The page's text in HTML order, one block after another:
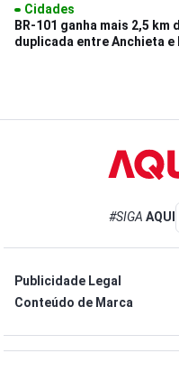
Cidades
BR-101 ganha mais 2,5 km
duplicada entre Anchieta e
#SIGA AQUI
Publicidade Legal
Conteúdo de Marca